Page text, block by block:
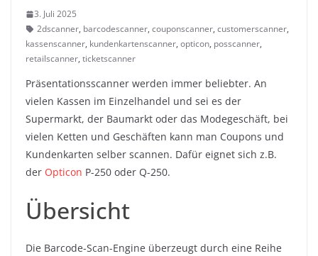
3. Juli 2025
2dscanner, barcodescanner, couponscanner, customerscanner,
kassenscanner, kundenkartenscanner, opticon, posscanner,
retailscanner, ticketscanner
Präsentationsscanner werden immer beliebter. An
vielen Kassen im Einzelhandel und sei es der
Supermarkt, der Baumarkt oder das Modegeschäft, bei
vielen Ketten und Geschäften kann man Coupons und
Kundenkarten selber scannen. Dafür eignet sich z.B.
der Opticon P-250 oder Q-250.
Übersicht
Die Barcode-Scan-Engine überzeugt durch eine Reihe